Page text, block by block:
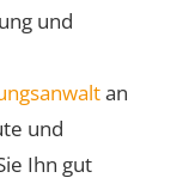
und
an
und
Ihn gut